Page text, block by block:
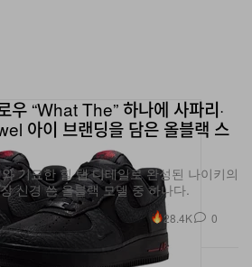
우 “What The” 하나에 사파리·
아이 브랜딩을 담은 올블랙 스
기묘한 힐 탭 디테일로 완성된 나이키의
신경 쓴 올블랙 모델 중 하나다.
28.4K 0